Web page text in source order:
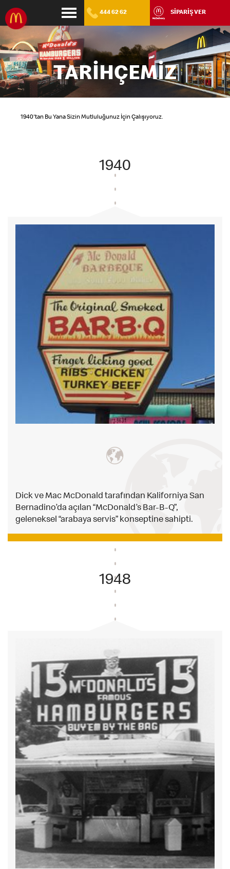
444 62 62 SİPARİŞ VER
TARİHÇEMİZ
1940'tan Bu Yana Sizin Mutluluğunuz İçin Çalışıyoruz.
1940
Dick ve Mac McDonald tarafından Kaliforniya San
Bernadino’da açılan “McDonald’s Bar-B-Q”,
geleneksel “arabaya servis” konseptine sahipti.
1948